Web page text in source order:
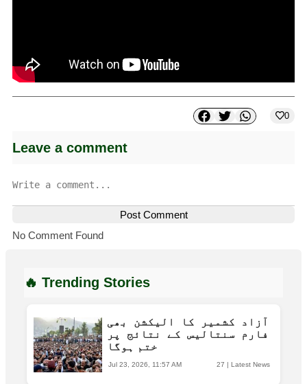
0
Leave a comment
Post Comment
No Comment Found
🔥 Trending Stories
آزاد کشمیر کا الیکشن بھی
فارم سنتالیس کے نتائج پر
ختم ہوگا
27 | Latest News
Jul 23, 2026, 11:57 AM